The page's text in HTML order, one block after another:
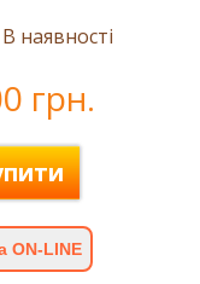
наявності
грн.
ON-LINE